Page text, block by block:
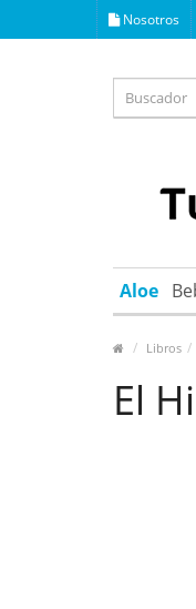
Nosotros
Aloe
Libros
El